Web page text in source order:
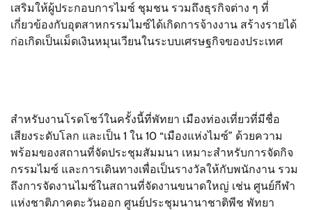
เสริมให้ผู้ประกอบการไมซ์ ชุมชน รวมถึงธุรกิจต่าง ๆ ที่
เกี่ยวข้องกับอุตสาหกรรมไมซ์ได้เกิดการจ้างงาน สร้างรายได้
ก่อเกิดเป็นเม็ดเงินหมุนเวียนในระบบเศรษฐกิจของประเทศ
สำหรับงานโรดโชว์ในครั้งนี้ที่พัทยา เมืองท่องเที่ยวที่มีชื่อ
เสียงระดับโลก และเป็น 1 ใน 10 “เมืองแห่งไมซ์” ด้วยความ
พร้อมของสถานที่จัดประชุมสัมมนา เหมาะสำหรับการจัดกิจ
กรรมไมซ์ และการเดินทางเพื่อเป็นรางวัลให้กับพนักงาน รวม
ถึงการจัดงานไมซ์ในสถานที่จัดงานขนาดใหญ่ เช่น ศูนย์กีฬา
แห่งชาติภาคตะวันออก ศูนย์ประชุมนานาชาติพีช พัทยา